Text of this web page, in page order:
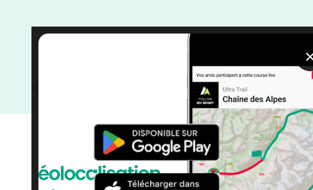
Trail
Dénivelé Moyen/
Dénivelé Elevé
Course à Pied /Bourgogne
Franche-Comté